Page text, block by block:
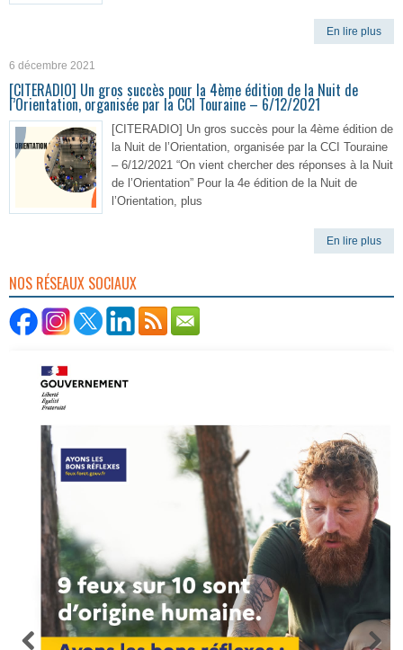
En lire plus
6 décembre 2021
[CITERADIO] Un gros succès pour la 4ème édition de la Nuit de
l’Orientation, organisée par la CCI Touraine – 6/12/2021
[CITERADIO] Un gros succès pour la 4ème édition de
la Nuit de l’Orientation, organisée par la CCI Touraine
– 6/12/2021 “On vient chercher des réponses à la Nuit
de l’Orientation” Pour la 4e édition de la Nuit de
l’Orientation, plus
En lire plus
NOS RÉSEAUX SOCIAUX